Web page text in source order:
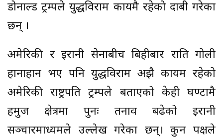
डोनाल्ड ट्रम्पले युद्धविराम कायमै रहेको दाबी गरेका
छन् ।
अमेरिकी र इरानी सेनाबीच बिहीबार राति गोली
हानाहान भए पनि युद्धविराम अझै कायम रहेको
अमेरिकी राष्ट्रपति ट्रम्पले बताएको केही घण्टामै
हर्मुज क्षेत्रमा पुनः तनाव बढेको इरानी
सञ्चारमाध्यमले उल्लेख गरेका छन्। कुन पक्षले